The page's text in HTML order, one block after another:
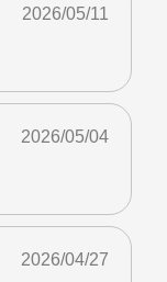
2026/05/11
2026/05/04
2026/04/27